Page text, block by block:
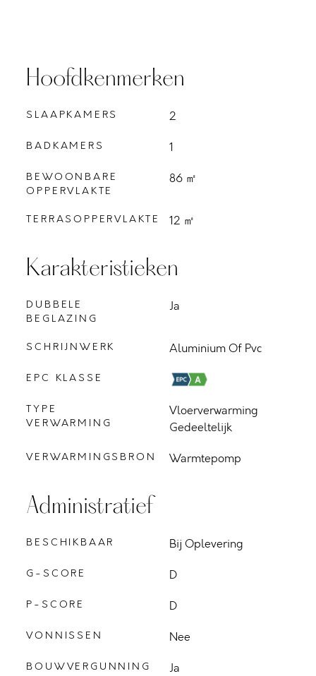
Hoofdkenmerken
SLAAPKAMERS 2
BADKAMERS 1
BEWOONBARE
OPPERVLAKTE
86 ㎡
TERRASOPPERVLAKTE 12 ㎡
Karakteristieken
DUBBELE
BEGLAZING
Ja
SCHRIJNWERK Aluminium Of Pvc
EPC KLASSE
TYPE
VERWARMING
Vloerverwarming
Gedeeltelijk
VERWARMINGSBRON Warmtepomp
Administratief
BESCHIKBAAR Bij Oplevering
G-SCORE D
P-SCORE D
VONNISSEN Nee
BOUWVERGUNNING Ja